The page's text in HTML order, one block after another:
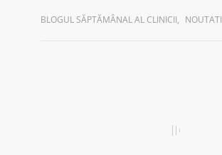
BLOGUL SĂPTĂMÂNAL AL CLINICII, NOUTATI